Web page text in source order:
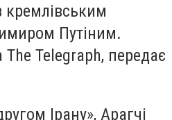
кремлівським
Путіним.
Telegraph, передає
Ірану», Арагчі